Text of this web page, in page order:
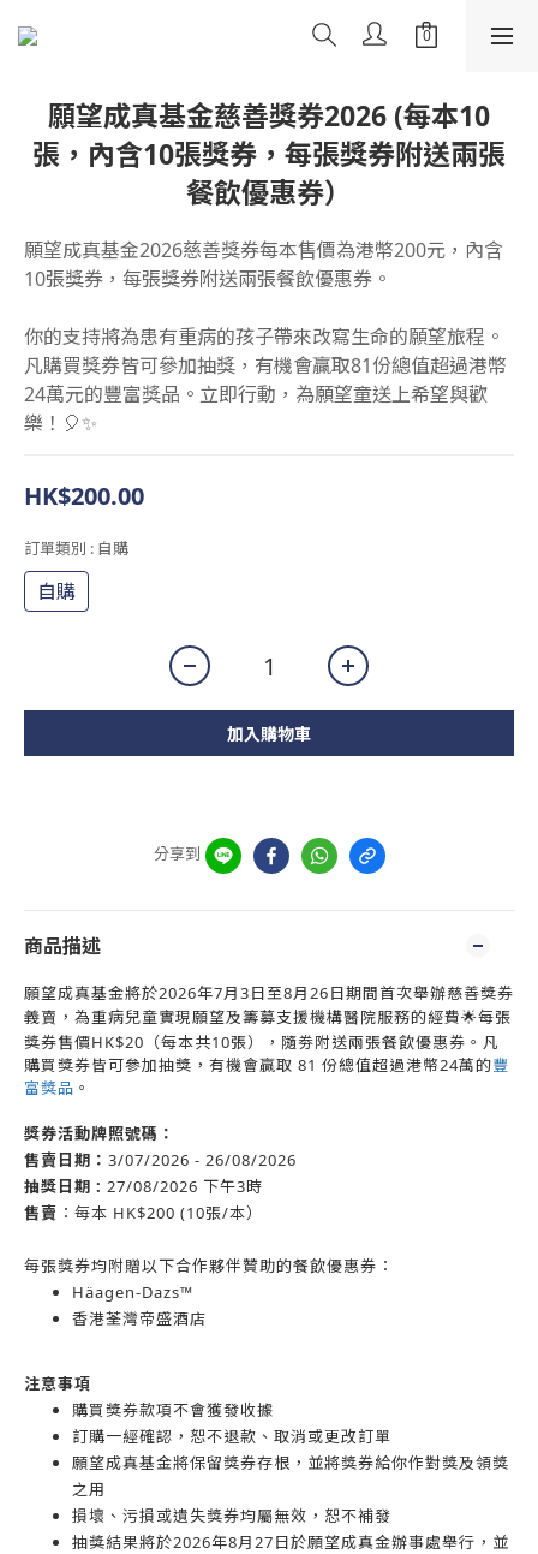
願望成真基金慈善獎券2026 (每本10
張，內含10張獎券，每張獎券附送兩張
餐飲優惠券）
願望成真基金2026慈善獎券每本售價為港幣200元，內含
10張獎券，每張獎券附送兩張餐飲優惠券。
你的支持將為患有重病的孩子帶來改寫生命的願望旅程。
凡購買獎券皆可參加抽獎，有機會贏取81份總值超過港幣
24萬元的豐富獎品。立即行動，為願望童送上希望與歡
樂！🎈✨
HK$200.00
訂單類別 : 自購
自購
加入購物車
分享到
商品描述
願望成真基金將於2026年7月3日至8月26日期間首次舉辦慈善獎券
義賣 ，為重病兒童實現願望及籌募支援機構醫院服務的經費🌟每張
獎券售價HK$20（每本共10張），隨劵附送兩張餐飲優惠券。凡
購買獎券皆可參加抽獎，有機會贏取 81 份總值超過港幣24萬的豐
富獎品 。
獎券活動牌照號碼：
售賣日期： 3/07/2026 - 26/08/2026
抽獎日期 : 27/08/2026 下午3時
售賣 ：每本 HK$200 (10張/本）
每張獎券均附贈以下合作夥伴贊助的餐飲優惠券：
Häagen-Dazs™
香港荃灣帝盛酒店
注意事項
購買獎券款項不會獲發收據
訂購一經確認，恕不退款、取消或更改訂單
願望成真基金將保留獎券存根，並將獎券給你作對獎及領獎
之用
損壞、污損或遺失獎券均屬無效，恕不補發
抽獎結果將於2026年8月27日於願望成真金辦事處舉行，並